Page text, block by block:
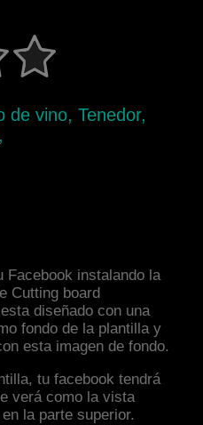
de vino, Tenedor,
Facebook instalando la
Cutting board
diseñado con una
fondo de la plantilla y
esta imagen de fondo.
tu facebook tendrá
verá como la vista
la parte superior.